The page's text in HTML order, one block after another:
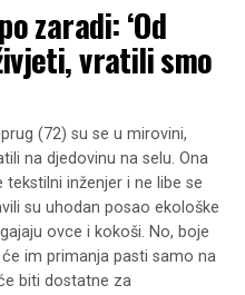
zaradi: ‘Od
vratili smo
(72) su se u mirovini,
na djedovinu na selu. Ona
inženjer i ne libe se
su uhodan posao ekološke
ovce i kokoši. No, boje
im primanja pasti samo na
biti dostatne za